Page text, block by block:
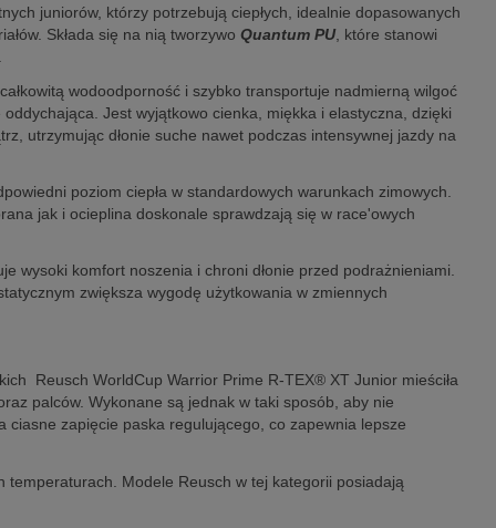
juniorów, którzy potrzebują ciepłych, idealnie dopasowanych
Składa się na nią tworzywo Quantum PU, które stanowi
wodoodporność i szybko transportuje nadmierną wilgoć
Jest wyjątkowo cienka, miękka i elastyczna, dzięki
utrzymując dłonie suche nawet podczas intensywnej jazdy na
poziom ciepła w standardowych warunkach zimowych.
jak i ocieplina doskonale sprawdzają się w race'owych
wysoki komfort noszenia i chroni dłonie przed podrażnieniami.
zwiększa wygodę użytkowania w zmiennych
Reusch WorldCup Warrior Prime R-TEX® XT Junior mieściła
palców. Wykonane są jednak w taki sposób, aby nie
zapięcie paska regulującego, co zapewnia lepsze
temperaturach. Modele Reusch w tej kategorii posiadają